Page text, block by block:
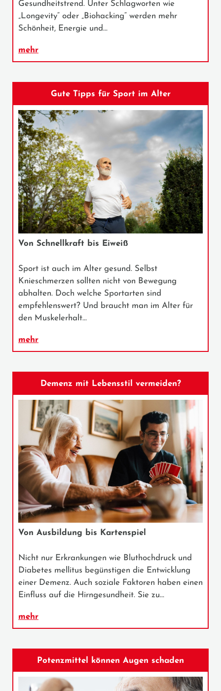
Gesundheitstrend. Unter Schlagworten wie
„Longevity“ oder „Biohacking“ werden mehr
Schönheit, Energie und…
mehr
Gute Tipps für Sport im Alter
Von Schnellkraft bis Eiweiß
Sport ist auch im Alter gesund. Selbst
Knieschmerzen sollten nicht von Bewegung
abhalten. Doch welche Sportarten sind
empfehlenswert? Und braucht man im Alter für
den Muskelerhalt…
mehr
Demenz mit Lebensstil vermeiden?
Von Ausbildung bis Kartenspiel
Nicht nur Erkrankungen wie Bluthochdruck und
Diabetes mellitus begünstigen die Entwicklung
einer Demenz. Auch soziale Faktoren haben einen
Einfluss auf die Hirngesundheit. Sie zu…
mehr
Potenzmittel können Augen schaden